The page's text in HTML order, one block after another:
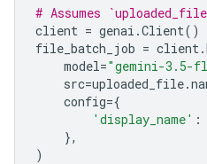
# Assumes
client = genai .Client()
file_batch_job = client.
model="gemini-3.5-
src=uploaded_file.
config={
'display_name' :
},
)